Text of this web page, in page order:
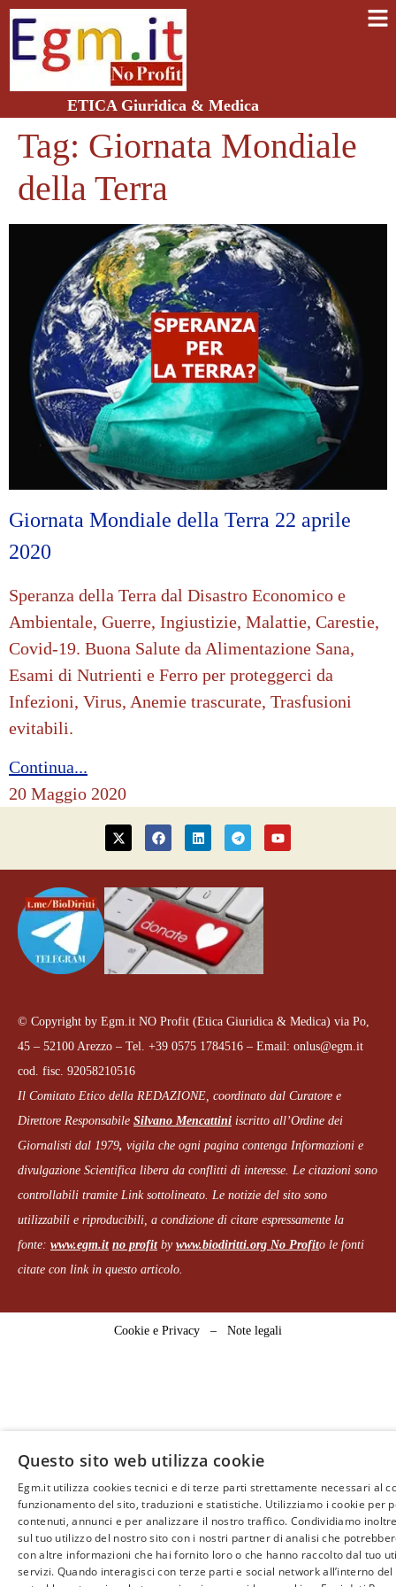
ETICA Giuridica & Medica
Tag: Giornata Mondiale
della Terra
Giornata Mondiale della Terra 22 aprile
2020
Speranza della Terra dal Disastro Economico e
Ambientale, Guerre, Ingiustizie, Malattie, Carestie,
Covid-19. Buona Salute da Alimentazione Sana,
Esami di Nutrienti e Ferro per proteggerci da
Infezioni, Virus, Anemie trascurate, Trasfusioni
evitabili.
Continua...
20 Maggio 2020
© Copyright by Egm.it NO Profit (Etica Giuridica & Medica) via Po,
45 – 52100 Arezzo – Tel. +39 0575 1784516 – Email: onlus@egm.it
cod. fisc. 92058210516
Il Comitato Etico della REDAZIONE, coordinato dal Curatore e
Direttore Responsabile Silvano Mencattini iscritto all’Ordine dei
Giornalisti dal 1979, vigila che ogni pagina contenga Informazioni e
divulgazione Scientifica libera da conflitti di interesse. Le citazioni sono
controllabili tramite Link sottolineato. Le notizie del sito sono
utilizzabili e riproducibili, a condizione di citare espressamente la
fonte: www.egm.it no profitby www.biodiritti.org No Profito le fonti
citate con link in questo articolo.
Cookie e Privacy – Note legali
Questo sito web utilizza cookie
Egm.it utilizza cookies tecnici e di terze parti strettamente necessari al
funzionamento del sito, traduzioni e statistiche. Utilizziamo i cookie per
contenuti, annunci e per analizzare il nostro traffico. Condividiamo
sul tuo utilizzo del nostro sito con i nostri partner di analisi che
con altre informazioni che hai fornito loro o che hanno raccolto dal tuo
servizi. Quando interagisci con terze parti e social network all’interno